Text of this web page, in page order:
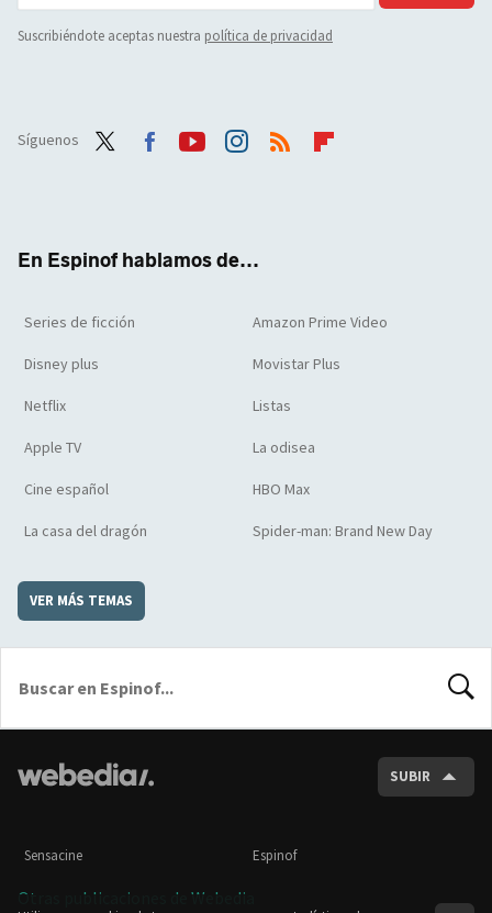
Suscribiéndote aceptas nuestra política de privacidad
Síguenos
En Espinof hablamos de...
Series de ficción Amazon Prime Video
Disney plus Movistar Plus
Netflix Listas
Apple TV La odisea
Cine español HBO Max
La casa del dragón Spider-man: Brand New Day
VER MÁS TEMAS
SUBIR
Sensacine Espinof
Otras publicaciones de Webedia